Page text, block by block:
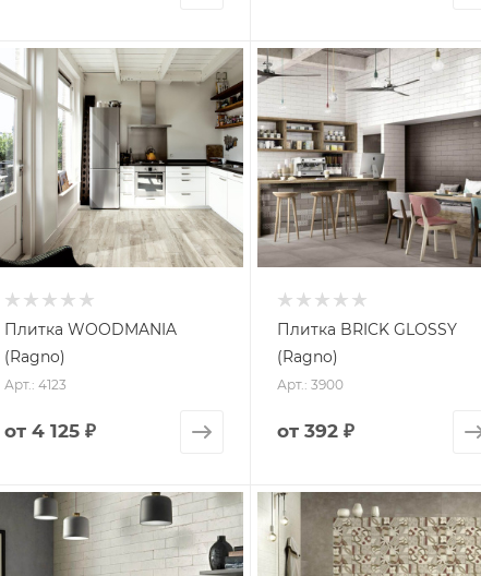
Плитка WOODMANIA
(Ragno)
Арт.: 4123
от 4 125 ₽
Плитка BRICK GLOSSY
(Ragno)
Арт.: 3900
от 392 ₽